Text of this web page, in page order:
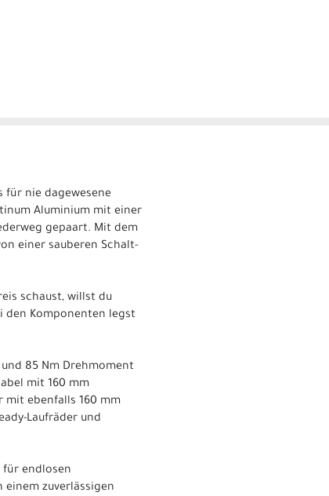
für nie dagewesene
Aluminium mit einer
gepaart. Mit dem
einer sauberen Schalt-
schaust, willst du
den Komponenten legst
85 Nm Drehmoment
mit 160 mm
mit ebenfalls 160 mm
Laufräder und
für endlosen
zuverlässigen